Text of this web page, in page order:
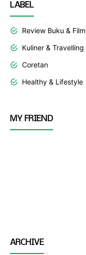
LABEL
Review Buku & Film
Kuliner & Travelling
Coretan
Healthy & Lifestyle
MY FRIEND
ARCHIVE